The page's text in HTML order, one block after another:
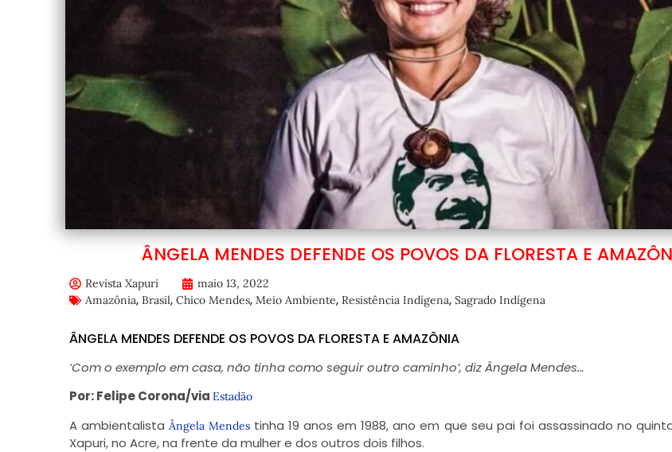
ÂNGELA MENDES DEFENDE OS POVOS DA FLORESTA E
Revista Xapuri
maio 13, 2022
Amazônia, Brasil, Chico Mendes, Meio Ambiente, Resistência Indígena, Sagrado Indígena
ÂNGELA MENDES DEFENDE OS POVOS DA FLORESTA E AMAZÔNIA
‘Com o exemplo em casa, não tinha como seguir outro caminho’, diz Ângela Mendes…
Por: Felipe Corona/via Estadão
A ambientalista Ângela Mendestinha 19 anos em 1988, ano em que seu pai foi assassinado no
Xapuri, no Acre, na frente da mulher e dos outros dois filhos.